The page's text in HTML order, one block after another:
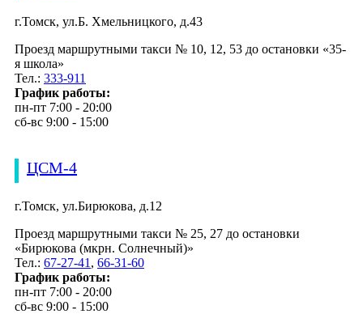
г.Томск, ул.Б. Хмельницкого, д.43
Проезд маршрутными такси № 10, 12, 53 до остановки «35-
я школа»
Тел.: 333-911
График работы:
пн-пт 7:00 - 20:00
сб-вс 9:00 - 15:00
ЦСМ-4
г.Томск, ул.Бирюкова, д.12
Проезд маршрутными такси № 25, 27 до остановки
«Бирюкова (мкрн. Солнечный)»
Тел.: 67-27-41 , 66-31-60
График работы:
пн-пт 7:00 - 20:00
сб-вс 9:00 - 15:00